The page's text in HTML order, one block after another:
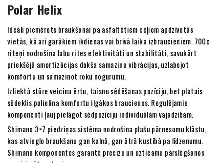
Polar Helix
Ideāli piemērots braukšanai pa asfaltētiem ceļiem apdzīvotās
vietās, kā arī garākiem ikdienas vai brīvā laika izbraucieniem. 700c
riteņi nodrošina labu rites efektivitāti un stabilitāti, savukārt
priekšējā amortizācijas dakša samazina vibrācijas, uzlabojot
komfortu un samazinot roku nogurumu.
Izliektā stūre veicina ērtu, taisnu sēdēšanas pozīciju, bet platais
sēdeklis palielina komfortu ilgākos braucienos. Regulējamie
komponenti ļauj pielāgot sēdpozīciju individuālām vajadzībām.
Shimano 3×7 piedziņas sistēma nodrošina plašu pārnesumu klāstu,
kas atvieglo braukšanu gan kalnā, gan ātrā kustībā pa līdzenumu.
Shimano komponentes garantē precīzu un uzticamu pārslēgšanos